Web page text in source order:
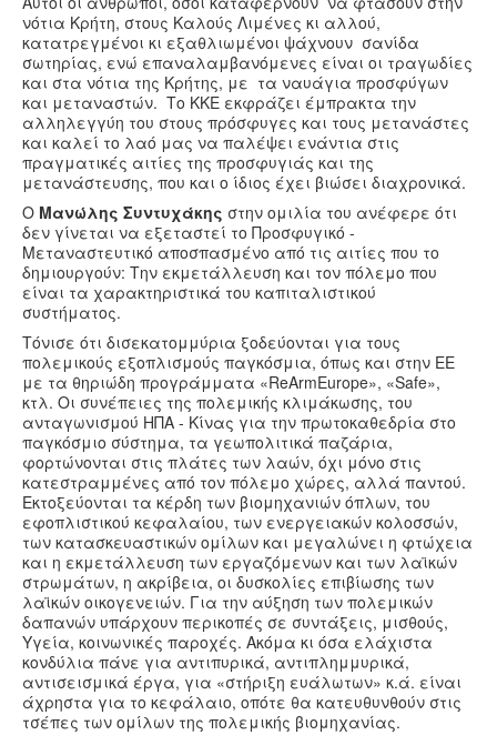
νότια Κρήτη, στους Καλούς Λιμένες κι αλλού,
κατατρεγμένοι κι εξαθλιωμένοι ψάχνουν σανίδα
σωτηρίας, ενώ επαναλαμβανόμενες είναι οι τραγωδίες
και στα νότια της Κρήτης, με τα ναυάγια προσφύγων
και μεταναστών. Το ΚΚΕ εκφράζει έμπρακτα την
αλληλεγγύη του στους πρόσφυγες και τους μετανάστες
και καλεί το λαό μας να παλέψει ενάντια στις
πραγματικές αιτίες της προσφυγιάς και της
μετανάστευσης, που και ο ίδιος έχει βιώσει διαχρονικά.
Ο Μανώλης Συντυχάκης στην ομιλία του ανέφερε ότι
δεν γίνεται να εξεταστεί το Προσφυγικό -
Μεταναστευτικό αποσπασμένο από τις αιτίες που το
δημιουργούν: Την εκμετάλλευση και τον πόλεμο που
είναι τα χαρακτηριστικά του καπιταλιστικού
συστήματος.
Τόνισε ότι δισεκατομμύρια ξοδεύονται για τους
πολεμικούς εξοπλισμούς παγκόσμια, όπως και στην ΕΕ
με τα θηριώδη προγράμματα «ReArmEurope», «Safe»,
κτλ. Οι συνέπειες της πολεμικής κλιμάκωσης, του
ανταγωνισμού ΗΠΑ - Κίνας για την πρωτοκαθεδρία στο
παγκόσμιο σύστημα, τα γεωπολιτικά παζάρια,
φορτώνονται στις πλάτες των λαών, όχι μόνο στις
κατεστραμμένες από τον πόλεμο χώρες, αλλά παντού.
Εκτοξεύονται τα κέρδη των βιομηχανιών όπλων, του
εφοπλιστικού κεφαλαίου, των ενεργειακών κολοσσών,
των κατασκευαστικών ομίλων και μεγαλώνει η φτώχεια
και η εκμετάλλευση των εργαζόμενων και των λαϊκών
στρωμάτων, η ακρίβεια, οι δυσκολίες επιβίωσης των
λαϊκών οικογενειών. Για την αύξηση των πολεμικών
δαπανών υπάρχουν περικοπές σε συντάξεις, μισθούς,
Υγεία, κοινωνικές παροχές. Ακόμα κι όσα ελάχιστα
κονδύλια πάνε για αντιπυρικά, αντιπλημμυρικά,
αντισεισμικά έργα, για «στήριξη ευάλωτων» κ.ά. είναι
άχρηστα για το κεφάλαιο, οπότε θα κατευθυνθούν στις
τσέπες των ομίλων της πολεμικής βιομηχανίας.